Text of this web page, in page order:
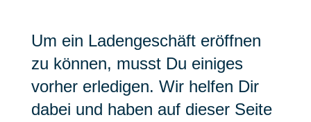
Um ein Ladengeschäft eröffnen
zu können, musst Du einiges
vorher erledigen. Wir helfen Dir
dabei und haben auf dieser Seite